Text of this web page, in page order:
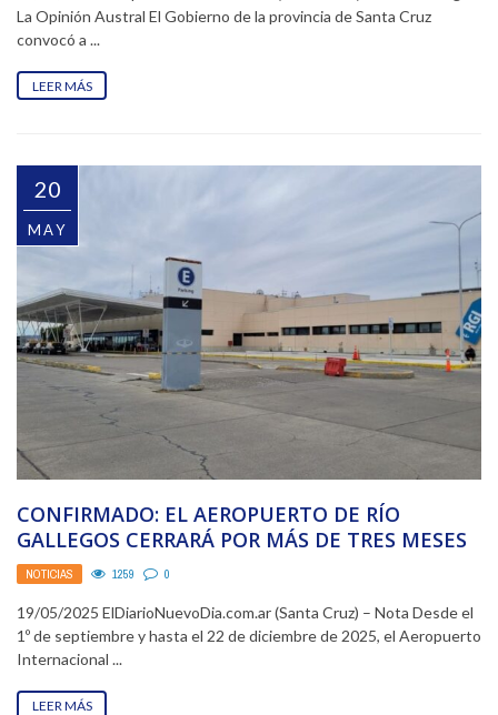
La Opinión Austral El Gobierno de la provincia de Santa Cruz
convocó a ...
LEER MÁS
20
MAY
CONFIRMADO: EL AEROPUERTO DE RÍO
GALLEGOS CERRARÁ POR MÁS DE TRES MESES
NOTICIAS 1259 0
19/05/2025 ElDiarioNuevoDia.com.ar (Santa Cruz) – Nota Desde el
1º de septiembre y hasta el 22 de diciembre de 2025, el Aeropuerto
Internacional ...
LEER MÁS